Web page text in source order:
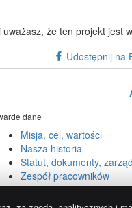
uważasz, że ten projekt jest
Udostępnij na
dane
Misja, cel, wartości
Nasza historia
Statut, dokumenty, zarząd
Zespół pracowników